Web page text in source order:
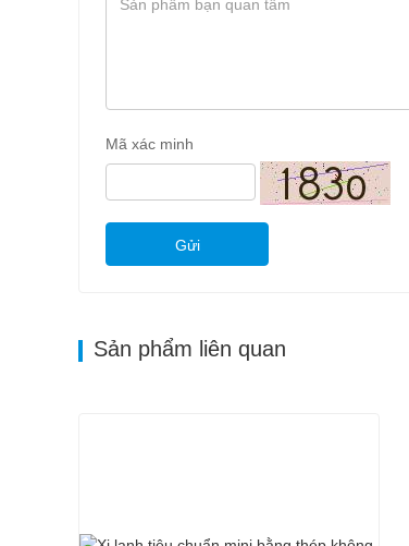
Mã xác minh
Gửi
Sản phẩm liên quan